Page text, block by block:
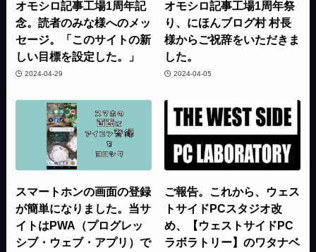
オモシロ記事工場1周年記
念。読者のみな様へのメッ
セージ。「このサイトの新
しい目標を設定した。」
2024-04-29
オモシロ記事工場1周年祭
り、にほんブログ村 村長
様からご祝辞をいただきま
した。
2024-04-05
スマートホンの画面の登録
が簡単になりました。当サ
イトはPWA（プログレッ
シブ・ウェブ・アプリ）で
ご報告。これから、ウェス
トサイドPCスタジオ改
め、【ウェストサイドPC
ラボラトリー】のワタナベ